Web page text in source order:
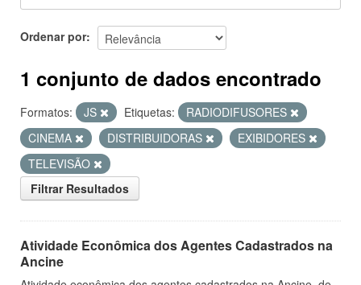
SOBRE
Ordenar por
1 conjunto de dados encontrado
Formatos: JS Etiquetas:
RADIODIFUSORES
CINEMA
DISTRIBUIDORAS
EXIBIDORES
TELEVISÃO
Filtrar Resultados
Atividade Econômica dos Agentes Cadastrados na
Ancine